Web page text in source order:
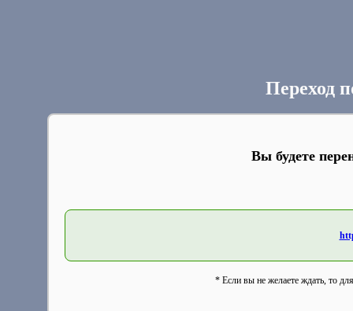
Переход
Вы будете
* Если вы не желаете ждать, то